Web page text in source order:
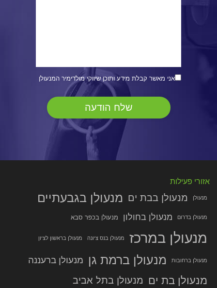
אני מאשר קבלת מידע ותוכן שיווקי מולדימיר המנעולן
אזורי פעילות
מנעולן מנעולן בבת ים מנעולן בגבעתיים
מנעולן בדרום מנעולן בחולון מנעולן בכפר סבא
מנעולן במרכז מנעולן בנס ציונה מנעולן בראשון לציון
מנעולן ברחובות מנעולן ברמת גן מנעולן ברעננה
מנעולן בת ים מנעולן בתל אביב